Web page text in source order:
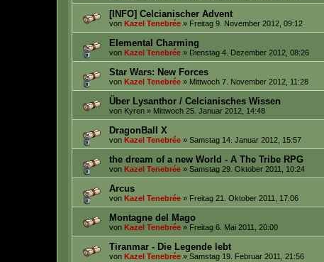
[INFO] Celcianischer Advent
von Kazel Tenebrée » Freitag 9. November 2012, 09:12
Elemental Charming
von Kazel Tenebrée » Dienstag 4. Dezember 2012, 08:26
Star Wars: New Forces
von Kazel Tenebrée » Mittwoch 7. November 2012, 11:28
Über Lysanthor / Celcianisches Wissen
von Kyren » Mittwoch 25. Januar 2012, 14:48
DragonBall X
von Kazel Tenebrée » Samstag 14. Januar 2012, 15:57
the dream of a new World - A The Tribe RPG
von Kazel Tenebrée » Samstag 29. Oktober 2011, 10:24
Arcus
von Kazel Tenebrée » Freitag 21. Oktober 2011, 17:06
Montagne del Mago
von Kazel Tenebrée » Freitag 6. Mai 2011, 20:00
Tiranmar - Die Legende lebt
von Kazel Tenebrée » Samstag 19. Februar 2011, 21:56